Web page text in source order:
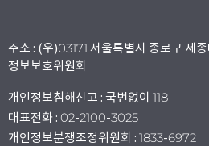
주소 : (우)03171 서울특별시 종로구 세
정보보호위원회
개인정보침해신고 : 국번없이 118
대표전화 : 02-2100-3025
개인정보분쟁조정위원회 : 1833-6972